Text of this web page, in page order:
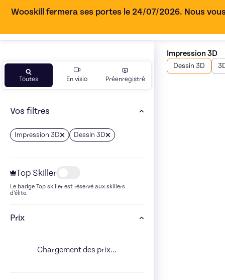
Wooskill fermera ses portes le 24/07/2026. Nous
Toutes En visio Préenregistré
Vos filtres
Impression 3D Dessin 3D
Top Skiller
Le badge Top skiller est réservé aux skillers
d’élite.
Prix
Chargement des prix...
Impression 3D
Dessin 3D